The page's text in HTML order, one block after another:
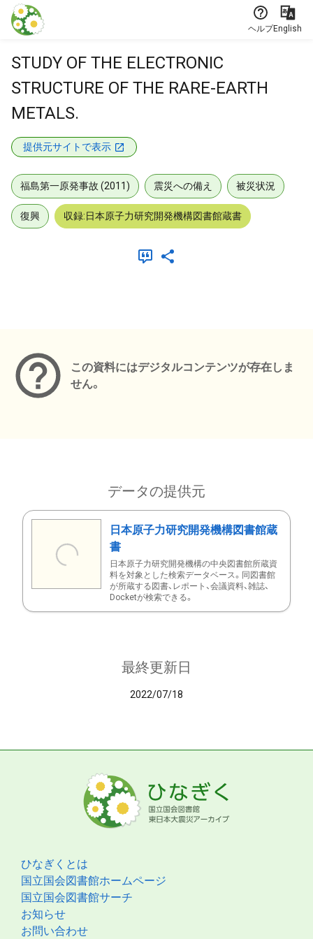
本文に飛ぶ
ヘルプEnglish
STUDY OF THE ELECTRONIC
STRUCTURE OF THE RARE-EARTH
METALS.
提供元サイトで表示
福島第一原発事故 (2011) 震災への備え 被災状況
復興 収録:日本原子力研究開発機構図書館蔵書
この資料にはデジタルコンテンツが存在しま
せん。
データの提供元
日本原子力研究開発機構図書館蔵
書
日本原子力研究開発機構の中央図書館所蔵資
料を対象とした検索データベース。同図書館
が所蔵する図書、レポート、会議資料、雑誌、
Docketが検索できる。
最終更新日
2022/07/18
ひなぎくとは
国立国会図書館ホームページ
国立国会図書館サーチ
お知らせ
お問い合わせ